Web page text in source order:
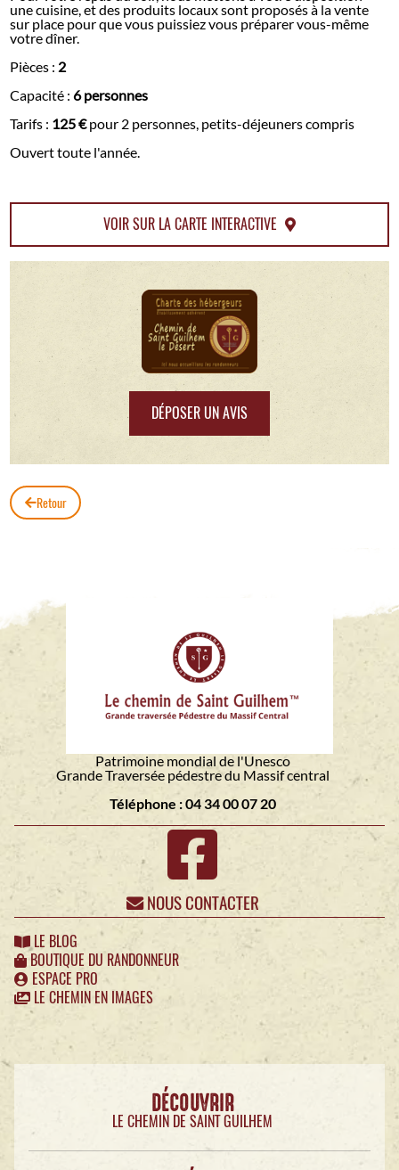
une cuisine, et des produits locaux sont proposés à la vente
sur place pour que vous puissiez vous préparer vous-même
votre dîner.
Pièces : 2
Capacité : 6 personnes
Tarifs : 125 €pour 2 personnes, petits-déjeuners compris
Ouvert toute l'année.
VOIR SUR LA CARTE INTERACTIVE
DÉPOSER UN AVIS
Retour
Patrimoine mondial de l'Unesco
Grande Traversée pédestre du Massif central
Téléphone : 04 34 00 07 20
NOUS CONTACTER
LE BLOG
BOUTIQUE DU RANDONNEUR
ESPACE PRO
LE CHEMIN EN IMAGES
DÉCOUVRIR
LE CHEMIN DE SAINT GUILHEM